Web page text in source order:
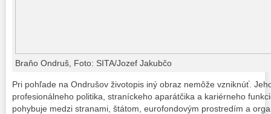
Braňo Ondruš, Foto: SITA/Jozef Jakubčo
Pri pohľade na Ondrušov životopis iný obraz nemôže vzniknúť.
profesionálneho politika, straníckeho aparátčika a kariérneho
pohybuje medzi stranami, štátom, eurofondovým prostredím a